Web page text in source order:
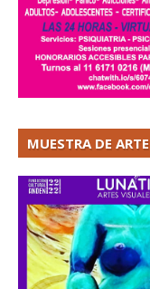
MUESTRA DE ARTE